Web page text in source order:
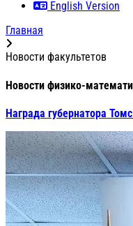
English Version
Главная
Новости факультетов
Новости физико-
Награда губернатора